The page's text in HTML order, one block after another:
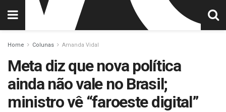
Home Colunas Amanda Vidal
Meta diz que nova política
ainda não vale no Brasil;
ministro vê “faroeste digital”